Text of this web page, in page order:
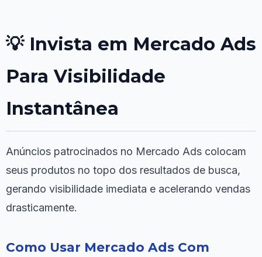
💡 Invista em Mercado Ads
Para Visibilidade
Instantânea
Anúncios patrocinados no Mercado Ads colocam
seus produtos no topo dos resultados de busca,
gerando visibilidade imediata e acelerando vendas
drasticamente.
Como Usar Mercado Ads Com